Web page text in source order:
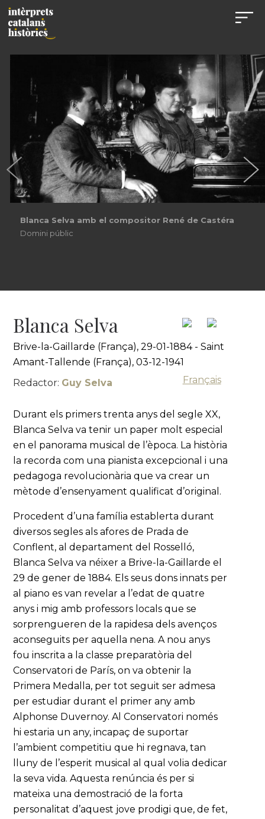
Blanca Selva amb el compositor René de Castéra
Domini públic
Blanca Selva
Brive-la-Gaillarde (França), 29-01-1884 - Saint
Amant-Tallende (França), 03-12-1941
Redactor: Guy Selva Français
Durant els primers trenta anys del segle XX,
Blanca Selva va tenir un paper molt especial
en el panorama musical de l’època. La història
la recorda com una pianista excepcional i una
pedagoga revolucionària que va crear un
mètode d’ensenyament qualificat d’original.
Procedent d’una família establerta durant
diversos segles als afores de Prada de
Conflent, al departament del Rosselló,
Blanca Selva va néixer a Brive-la-Gaillarde el
29 de gener de 1884. Els seus dons innats per
al piano es van revelar a l’edat de quatre
anys i mig amb professors locals que se
sorprengueren de la rapidesa dels avenços
aconseguits per aquella nena. A nou anys
fou inscrita a la classe preparatòria del
Conservatori de París, on va obtenir la
Primera Medalla, per tot seguit ser admesa
per estudiar durant el primer any amb
Alphonse Duvernoy. Al Conservatori només
hi estaria un any, incapaç de suportar
l’ambient competitiu que hi regnava, tan
lluny de l’esperit musical al qual volia dedicar
la seva vida. Aquesta renúncia és per si
mateixa una demostració de la forta
personalitat d’aquest jove prodigi que, de fet,